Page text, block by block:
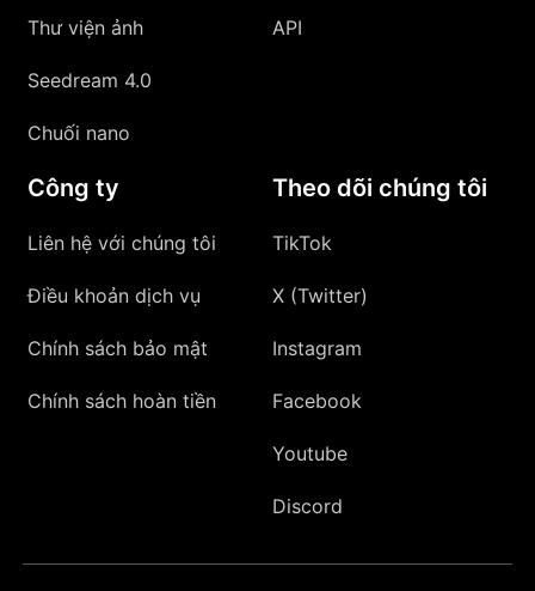
Thư viện ảnh
Seedream 4.0
Chuối nano
API
Công ty
Liên hệ với chúng tôi
Điều khoản dịch vụ
Chính sách bảo mật
Chính sách hoàn tiền
Theo dõi chúng tôi
TikTok
X (Twitter)
Instagram
Facebook
Youtube
Discord